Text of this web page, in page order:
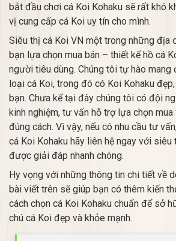
bắt đầu chơi cá Koi Kohaku sẽ rất khó
vị cung cấp cá Koi uy tín cho mình.
Siêu thị cá Koi VN một trong những địa
bạn lựa chọn mua bán – thiết kế hồ cá
người tiêu dùng. Chúng tôi tự hào mang
loại cá Koi, trong đó có Koi Kohaku
bạn. Chưa kể tại đây chúng tôi có đội
kinh nghiệm, tư vấn hỗ trợ lựa chọn
đúng cách. Vì vậy, nếu có nhu cầu tư
cá Koi Kohaku hãy liên hệ ngay với siêu
được giải đáp nhanh chóng.
Hy vọng với những thông tin chi tiết về
bài viết trên sẽ giúp bạn có thêm kiến
cách chọn cá Koi Kohaku chuẩn để sở
chú cá Koi đẹp và khỏe mạnh.